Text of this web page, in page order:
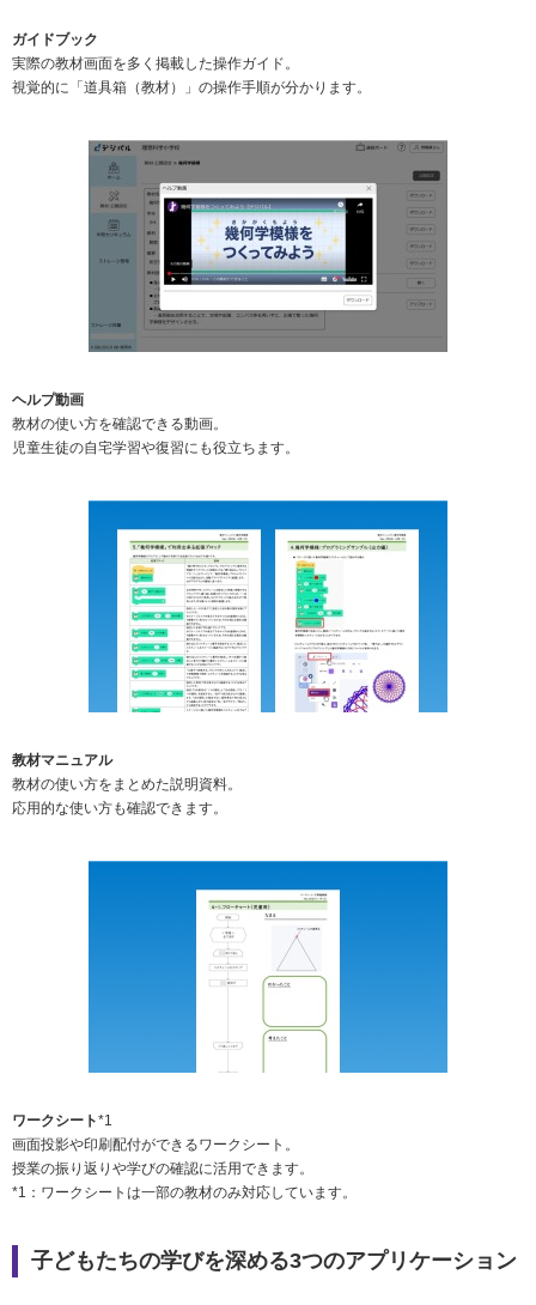
ガイドブック
実際の教材画面を多く掲載した操作ガイド。
視覚的に「道具箱（教材）」の操作手順が分かります。
ヘルプ動画
教材の使い方を確認できる動画。
児童生徒の自宅学習や復習にも役立ちます。
教材マニュアル
教材の使い方をまとめた説明資料。
応用的な使い方も確認できます。
ワークシート*1
画面投影や印刷配付ができるワークシート。
授業の振り返りや学びの確認に活用できます。
*1：ワークシートは一部の教材のみ対応しています。
子どもたちの学びを深める3つのアプリケーション